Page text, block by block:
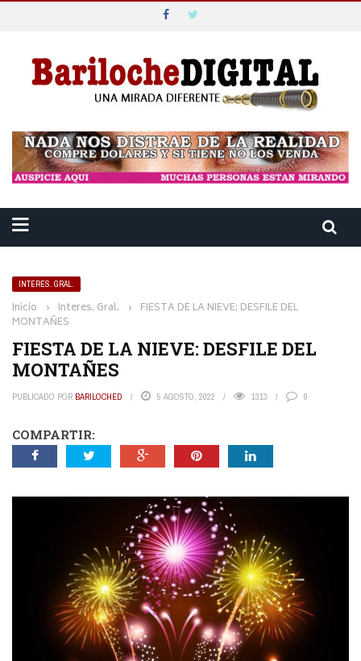
INTERES. GRAL.
Inicio › Interes. Gral. › FIESTA DE LA NIEVE: DESFILE DEL
MONTAÑES
FIESTA DE LA NIEVE: DESFILE DEL
MONTAÑES
PUBLICADO POR BARILOCHED 5 AGOSTO, 2022 1313 0
COMPARTIR: